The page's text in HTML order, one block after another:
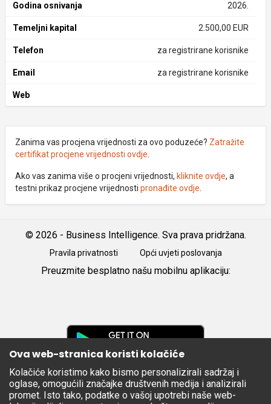
Godina osnivanja 2026.
Temeljni kapital 2.500,00 EUR
Telefon za registrirane korisnike
Email za registrirane korisnike
Web
Zanima vas procjena vrijednosti za ovo poduzeće? Zatražite
certifikat procjene vrijednosti ovdje
Ako vas zanima više o procjeni vrijednosti, kliknite ovdje, a
testni prikaz procjene vrijednosti pronađite ovdje
© 2026 - Business Intelligence. Sva prava pridržana.
Pravila privatnosti Opći uvjeti poslovanja
Preuzmite besplatno našu mobilnu aplikaciju:
Apple
Store
Ova web-stranica koristi kolačiće
Kolačiće koristimo kako bismo personalizirali sadržaj i
oglase, omogućili značajke društvenih medija i analizirali
promet. Isto tako, podatke o vašoj upotrebi naše web-